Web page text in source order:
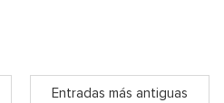
Entradas más antiguas